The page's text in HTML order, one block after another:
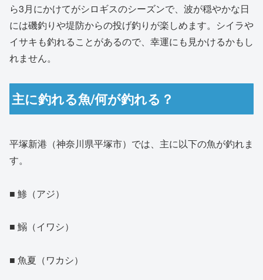
ら3月にかけてがシロギスのシーズンで、波が穏やかな日
には磯釣りや堤防からの投げ釣りが楽しめます。シイラや
イサキも釣れることがあるので、幸運にも見かけるかもし
れません。
主に釣れる魚/何が釣れる？
平塚新港（神奈川県平塚市）では、主に以下の魚が釣れま
す。
■ 鯵（アジ）
■ 鰯（イワシ）
■ 魚夏（ワカシ）